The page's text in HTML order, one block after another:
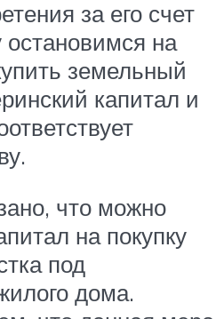
за его счет
на
земельный
капитал и
что можно
на покупку
под
дома.